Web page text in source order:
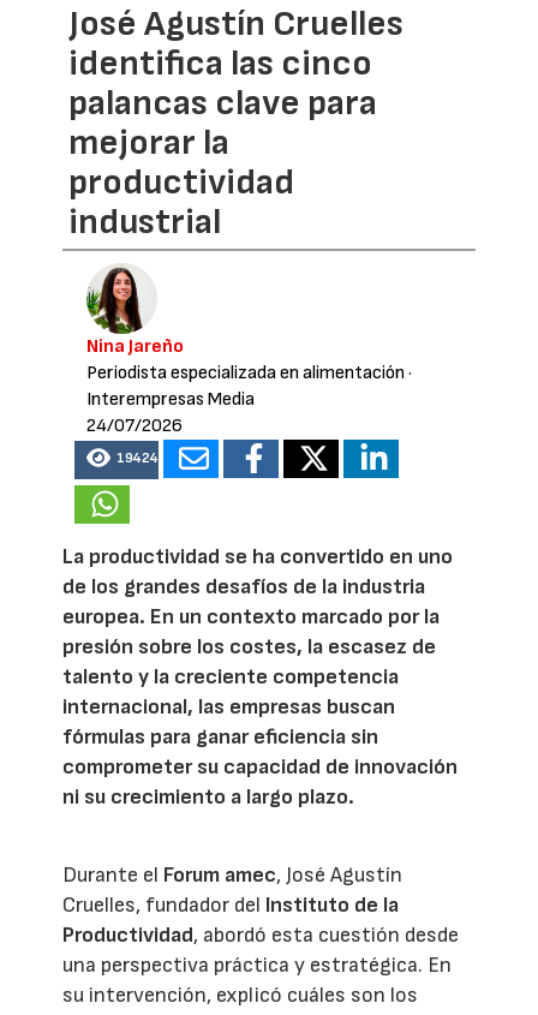
José Agustín Cruelles
identifica las cinco
palancas clave para
mejorar la
productividad
industrial
Nina Jareño
Periodista especializada en alimentación ·
Interempresas Media
24/07/2026
19424
La productividad se ha convertido en uno
de los grandes desafíos de la industria
europea. En un contexto marcado por la
presión sobre los costes, la escasez de
talento y la creciente competencia
internacional, las empresas buscan
fórmulas para ganar eficiencia sin
comprometer su capacidad de innovación
ni su crecimiento a largo plazo.
Durante el Forum amec, José Agustín
Cruelles, fundador del Instituto de la
Productividad, abordó esta cuestión desde
una perspectiva práctica y estratégica. En
su intervención, explicó cuáles son los